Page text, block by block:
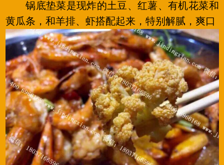
锅底垫菜是现炸的土豆、红薯、有机花菜和
黄瓜条，和羊排、虾搭配起来，特别解腻，爽口